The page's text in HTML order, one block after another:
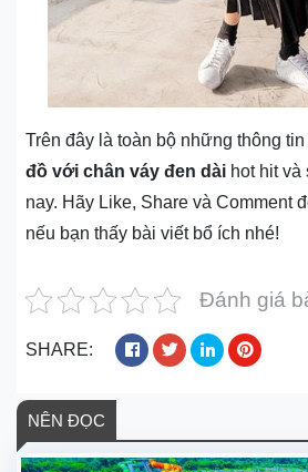
Trên đây là toàn bộ những thông
đồ với chân váy đen dài hot hit và
nay. Hãy Like, Share và Comment
nếu bạn thấy bài viết bổ ích nhé!
Đánh giá
SHARE:
NÊN ĐỌC